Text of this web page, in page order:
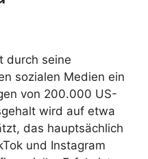
durch seine
sozialen Medien ein
von 200.000 US-
wird auf etwa
das hauptsächlich
und Instagram